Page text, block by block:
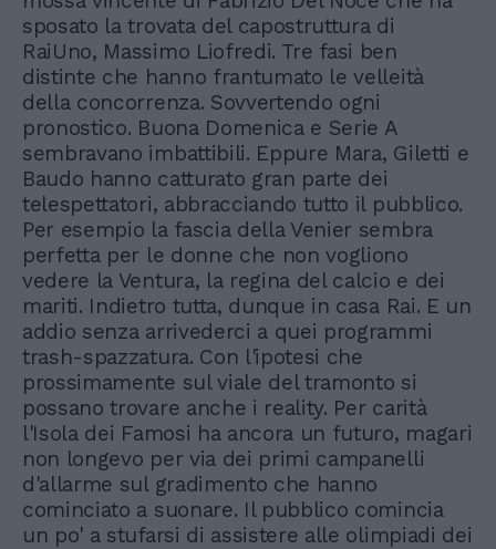
sposato la trovata del capostruttura di
RaiUno, Massimo Liofredi. Tre fasi ben
distinte che hanno frantumato le velleità
della concorrenza. Sovvertendo ogni
pronostico. Buona Domenica e Serie A
sembravano imbattibili. Eppure Mara, Giletti e
Baudo hanno catturato gran parte dei
telespettatori, abbracciando tutto il pubblico.
Per esempio la fascia della Venier sembra
perfetta per le donne che non vogliono
vedere la Ventura, la regina del calcio e dei
mariti. Indietro tutta, dunque in casa Rai. E un
addio senza arrivederci a quei programmi
trash-spazzatura. Con l'ipotesi che
prossimamente sul viale del tramonto si
possano trovare anche i reality. Per carità
l'Isola dei Famosi ha ancora un futuro, magari
non longevo per via dei primi campanelli
d'allarme sul gradimento che hanno
cominciato a suonare. Il pubblico comincia
un po' a stufarsi di assistere alle olimpiadi dei